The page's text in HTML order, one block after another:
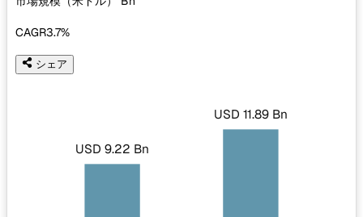
CAGR3.7%
シェア
USD 9.22 Bn
USD 11.89 Bn